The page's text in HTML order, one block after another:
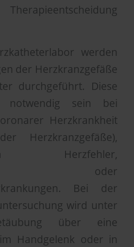
werden
der Herzkranzgefäße
durchgeführt. Diese
notwendig sein bei
Herzkrankheit
Herzkranzgefäße),
Herzfehler,
oder
Bei der
wird unter
über eine
Handgelenk oder in